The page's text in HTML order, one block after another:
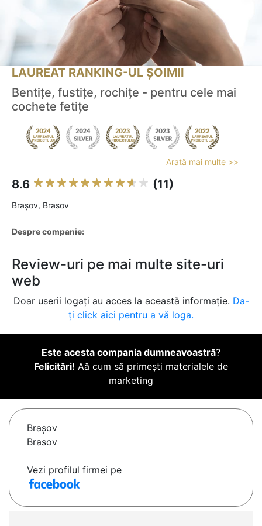
LAUREAT RANKING-UL ȘOIMII
Bentițe, fustițe, rochițe - pentru cele mai
cochete fetițe
Arată mai multe >>
8.6 (11)
Braşov, Brasov
Despre companie:
Review-uri pe mai multe site-uri
web
Doar userii logați au acces la această informație. Da-
ți click aici pentru a vă loga.
Este acesta compania dumneavoastră?
Felicitări! Aă cum să primești materialele de
marketing
Braşov
Brasov
Vezi profilul firmei pe